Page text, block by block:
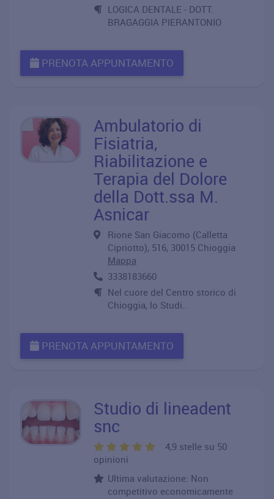
LOGICA DENTALE - DOTT.
BRAGAGGIA PIERANTONIO
PRENOTA APPUNTAMENTO
Ambulatorio di
Fisiatria,
Riabilitazione e
Terapia del Dolore
della Dott.ssa M.
Asnicar
Rione San Giacomo (Calletta
Cipriotto), 516, 30015 Chioggia
Mappa
3338183660
Nel cuore del Centro storico di
Chioggia, lo Studi..
PRENOTA APPUNTAMENTO
Studio di lineadent
snc
4,9 stelle su 50
opinioni
Ultima valutazione: Non
competitivo economicamente